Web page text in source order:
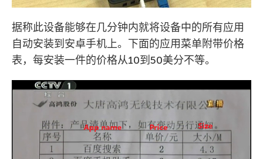
据称此设备能够在几分钟内就将设备中的所有应用
自动安装到安卓手机上。下面的应用菜单附带价格
表，每安装一件的价格从10到50美分不等。